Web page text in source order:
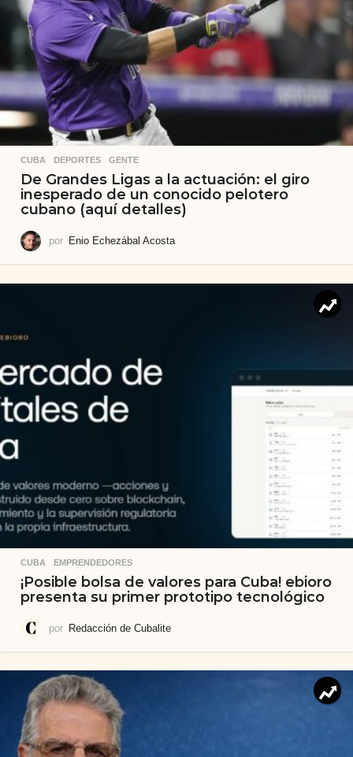
CUBA ,DEPORTES ,GENTE
De Grandes Ligas a la actuación: el giro
inesperado de un conocido pelotero
cubano (aquí detalles)
por Enio Echezábal Acosta
CUBA ,EMPRENDEDORES
¡Posible bolsa de valores para Cuba! ebioro
presenta su primer prototipo tecnológico
por Redacción de Cubalite